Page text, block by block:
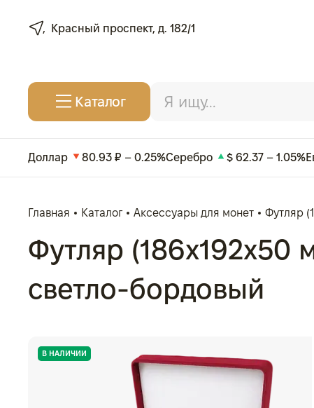
Красный проспект, д. 182/1
Каталог
Доллар 80.93 ₽ – 0.25%Серебро $ 62.37 – 1.05%
Главная Каталог Аксессуары для монет Футляр
Футляр (186x192x50
светло-бордовый
В НАЛИЧИИ